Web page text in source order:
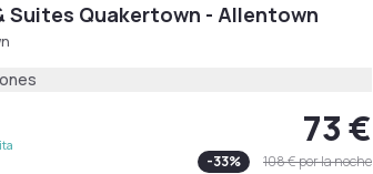
Suites Quakertown - Allentown
73 €
-33% 108 €por la noche